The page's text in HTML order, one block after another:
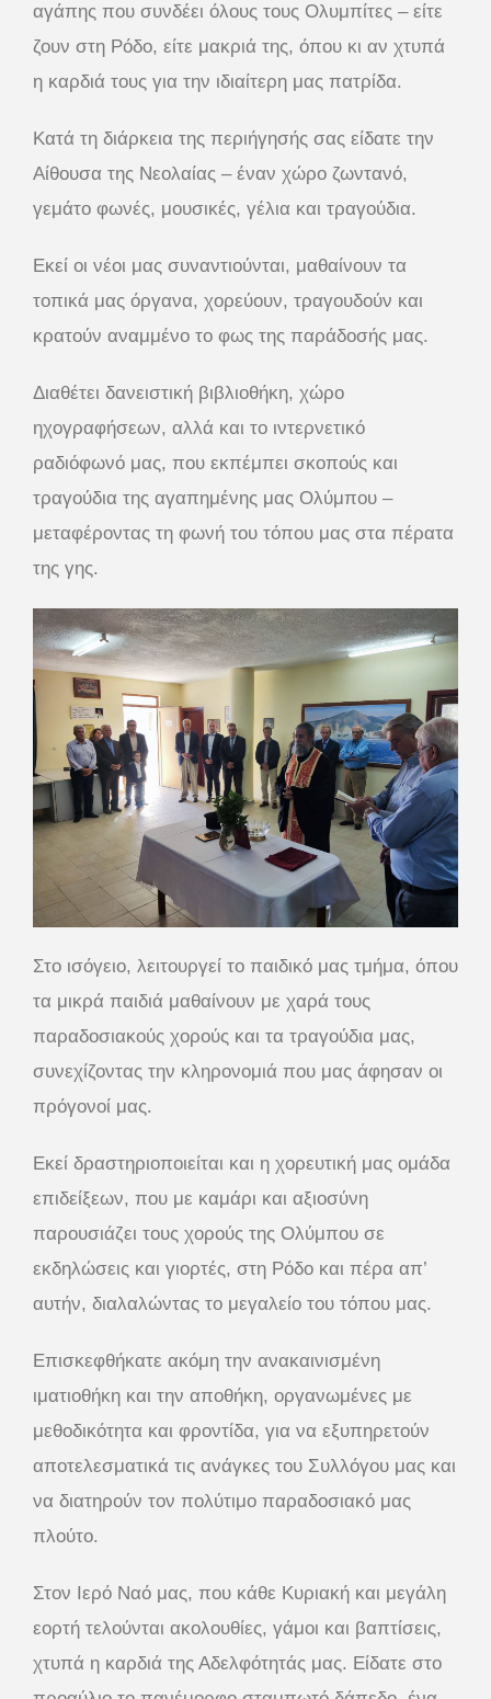
αγάπης που συνδέει όλους τους Ολυμπίτες – είτε
ζουν στη Ρόδο, είτε μακριά της, όπου κι αν χτυπά
η καρδιά τους για την ιδιαίτερη μας πατρίδα.
Κατά τη διάρκεια της περιήγησής σας είδατε την
Αίθουσα της Νεολαίας – έναν χώρο ζωντανό,
γεμάτο φωνές, μουσικές, γέλια και τραγούδια.
Εκεί οι νέοι μας συναντιούνται, μαθαίνουν τα
τοπικά μας όργανα, χορεύουν, τραγουδούν και
κρατούν αναμμένο το φως της παράδοσής μας.
Διαθέτει δανειστική βιβλιοθήκη, χώρο
ηχογραφήσεων, αλλά και το ιντερνετικό
ραδιόφωνό μας, που εκπέμπει σκοπούς και
τραγούδια της αγαπημένης μας Ολύμπου –
μεταφέροντας τη φωνή του τόπου μας στα πέρατα
της γης.
Στο ισόγειο, λειτουργεί το παιδικό μας τμήμα, όπου
τα μικρά παιδιά μαθαίνουν με χαρά τους
παραδοσιακούς χορούς και τα τραγούδια μας,
συνεχίζοντας την κληρονομιά που μας άφησαν οι
πρόγονοί μας.
Εκεί δραστηριοποιείται και η χορευτική μας ομάδα
επιδείξεων, που με καμάρι και αξιοσύνη
παρουσιάζει τους χορούς της Ολύμπου σε
εκδηλώσεις και γιορτές, στη Ρόδο και πέρα απ’
αυτήν, διαλαλώντας το μεγαλείο του τόπου μας.
Επισκεφθήκατε ακόμη την ανακαινισμένη
ιματιοθήκη και την αποθήκη, οργανωμένες με
μεθοδικότητα και φροντίδα, για να εξυπηρετούν
αποτελεσματικά τις ανάγκες του Συλλόγου μας και
να διατηρούν τον πολύτιμο παραδοσιακό μας
πλούτο.
Στον Ιερό Ναό μας, που κάθε Κυριακή και μεγάλη
εορτή τελούνται ακολουθίες, γάμοι και βαπτίσεις,
χτυπά η καρδιά της Αδελφότητάς μας. Είδατε στο